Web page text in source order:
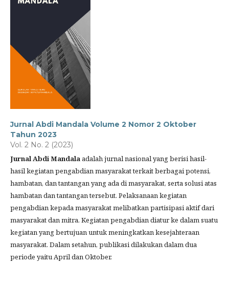
Jurnal Abdi Mandala Volume 2 Nomor 2 Oktober
Tahun 2023
Vol. 2 No. 2 (2023)
Jurnal Abdi Mandalaadalah jurnal nasional yang berisi hasil-
hasil kegiatan pengabdian masyarakat terkait berbagai potensi,
hambatan, dan tantangan yang ada di masyarakat, serta solusi atas
hambatan dan tantangan tersebut. Pelaksanaan kegiatan
pengabdian kepada masyarakat melibatkan partisipasi aktif dari
masyarakat dan mitra. Kegiatan pengabdian diatur ke dalam suatu
kegiatan yang bertujuan untuk meningkatkan kesejahteraan
masyarakat. Dalam setahun, publikasi dilakukan dalam dua
periode yaitu April dan Oktober.